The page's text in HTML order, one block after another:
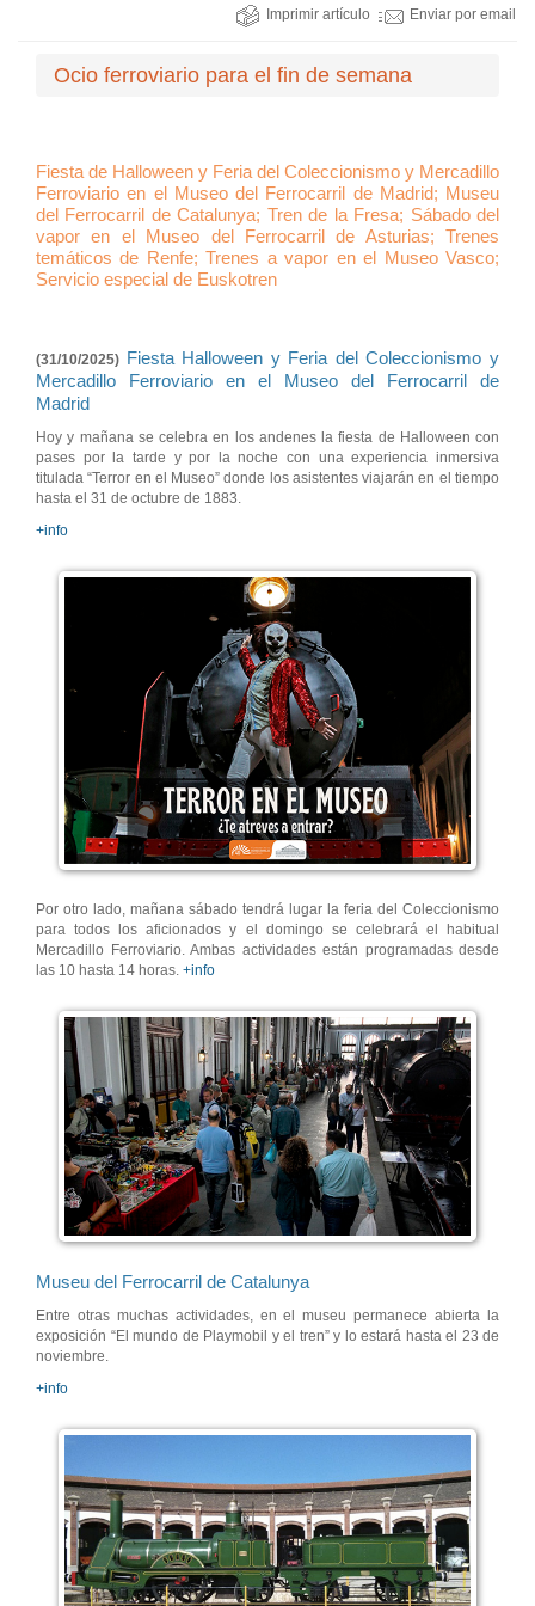
Imprimir artículo Enviar por email
Ocio ferroviario para el fin de semana
Fiesta de Halloween y Feria del Coleccionismo y Mercadillo
Ferroviario en el Museo del Ferrocarril de Madrid; Museu
del Ferrocarril de Catalunya; Tren de la Fresa; Sábado del
vapor en el Museo del Ferrocarril de Asturias; Trenes
temáticos de Renfe; Trenes a vapor en el Museo Vasco;
Servicio especial de Euskotren
(31/10/2025) Fiesta Halloween y Feria del Coleccionismo y
Mercadillo Ferroviario en el Museo del Ferrocarril de
Madrid
Hoy y mañana se celebra en los andenes la fiesta de Halloween con
pases por la tarde y por la noche con una experiencia inmersiva
titulada “Terror en el Museo” donde los asistentes viajarán en el tiempo
hasta el 31 de octubre de 1883.
+info
Por otro lado, mañana sábado tendrá lugar la feria del Coleccionismo
para todos los aficionados y el domingo se celebrará el habitual
Mercadillo Ferroviario. Ambas actividades están programadas desde
las 10 hasta 14 horas. +info
Museu del Ferrocarril de Catalunya
Entre otras muchas actividades, en el museu permanece abierta la
exposición “El mundo de Playmobil y el tren” y lo estará hasta el 23 de
noviembre.
+info